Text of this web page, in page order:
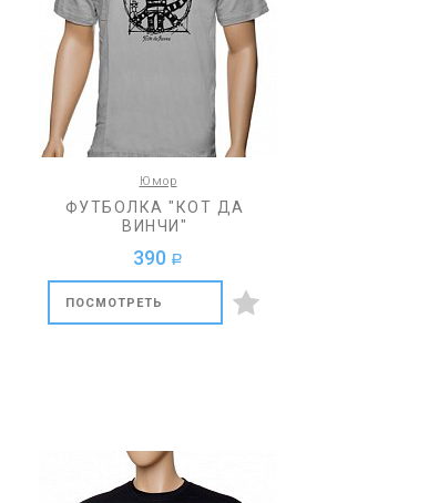
Юмор
ФУТБОЛКА "КОТ ДА
ВИНЧИ"
390 a
ПОСМОТРЕТЬ